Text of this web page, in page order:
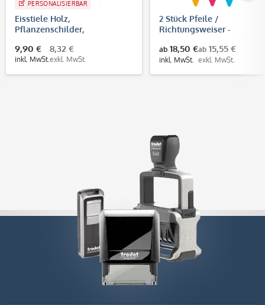
PERSONALISIERBAR
Eisstiele Holz,
Pflanzenschilder,
individueller Gravur (10 Stück)
9,90 €
inkl. MwSt.
8,32 €
exkl. MwSt.
2 Stück Pfeile /
Richtungsweiser -
(Pfeilgröße 400x160 mm)
ab 18,50 €
inkl. MwSt.
ab 15,55 €
exkl. MwSt.